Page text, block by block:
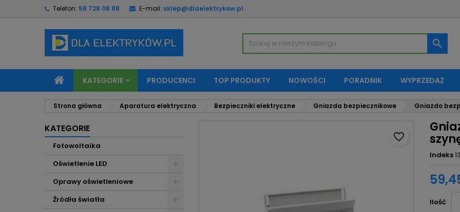
Telefon: 58 728 08 88 E-mail: sklep@dlaelektrykow.pl

KATEGORIE PRODUCENCI TOP PRODUKTY NOWOŚCI PORADNIK WYPRZEDAŻ
Strona główna Aparatura elektryczna Bezpieczniki elektryczne Gniazda bezpiecznikowe Gniazdo
KATEGORIE
Fotowoltaika
Oświetlenie LED
Oprawy oświetleniowe
Źródła światła
Indeks
Ilość
favorite_border
Moje listy życzeń
Utwórz nową listę
Utwórz listę życzeń
Anuluj Utwórz listę życzeń
Zaloguj się
Musisz być zalogowany by zapisać produkty na swojej liście życzeń.